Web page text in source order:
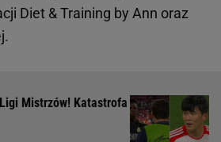
Diet & Training by Ann oraz
Mistrzów! Katastrofa